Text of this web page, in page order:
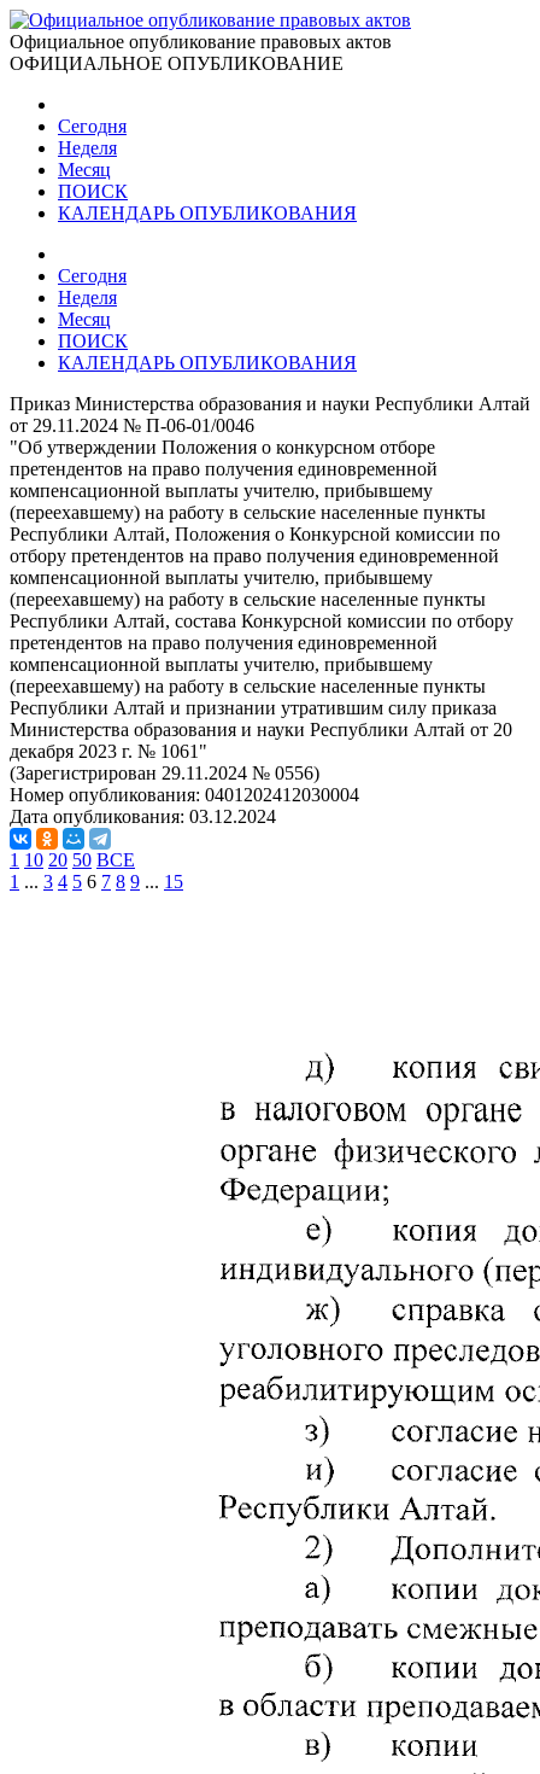
Официальное опубликование правовых актов
ОФИЦИАЛЬНОЕ ОПУБЛИКОВАНИЕ
Сегодня
Неделя
Месяц
ПОИСК
КАЛЕНДАРЬ ОПУБЛИКОВАНИЯ
Сегодня
Неделя
Месяц
ПОИСК
КАЛЕНДАРЬ ОПУБЛИКОВАНИЯ
Приказ Министерства образования и науки Республики Алтай
от 29.11.2024 № П-06-01/0046
"Об утверждении Положения о конкурсном отборе
претендентов на право получения единовременной
компенсационной выплаты учителю, прибывшему
(переехавшему) на работу в сельские населенные пункты
Республики Алтай, Положения о Конкурсной комиссии по
отбору претендентов на право получения единовременной
компенсационной выплаты учителю, прибывшему
(переехавшему) на работу в сельские населенные пункты
Республики Алтай, состава Конкурсной комиссии по отбору
претендентов на право получения единовременной
компенсационной выплаты учителю, прибывшему
(переехавшему) на работу в сельские населенные пункты
Республики Алтай и признании утратившим силу приказа
Министерства образования и науки Республики Алтай от 20
декабря 2023 г. № 1061"
(Зарегистрирован 29.11.2024 № 0556)
Номер опубликования: 0401202412030004
Дата опубликования: 03.12.2024
1 10 20 50 ВСЕ
1 ... 3 4 5 6 7 8 9 ... 15